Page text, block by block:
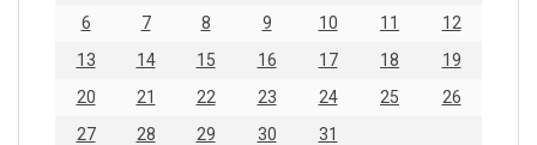
6
7 8 9 10 11
12
13
14 15 16 17 18
19
20
21 22 23 24 25
26
27
28 29 30
31